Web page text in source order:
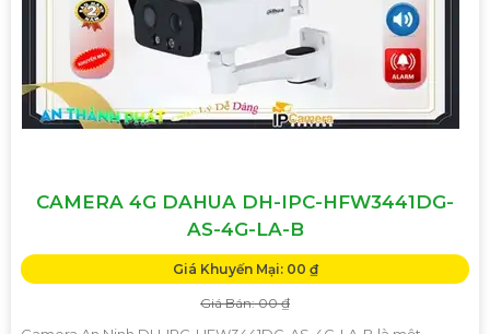
CAMERA 4G DAHUA DH-IPC-HFW3441DG-
AS-4G-LA-B
Giá Khuyến Mại: 00 ₫
Giá Bán: 00 ₫